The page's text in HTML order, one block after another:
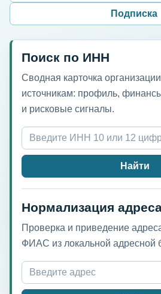
Подписка
Поиск по ИНН
Сводная карточка
источникам: профиль,
и рисковые сигналы.
Найти
Нормализация
Проверка и приведение
ФИАС из локальной адресной